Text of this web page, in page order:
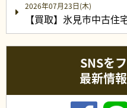
2026年07月23日(木)
【買取】氷見市中古住
SNSを
最新情